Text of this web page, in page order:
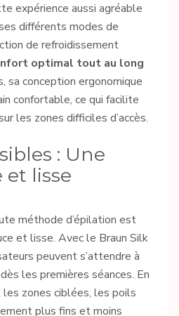
expérience aussi agréable
différents modes de
de refroidissement
optimal tout au long
sa conception ergonomique
confortable, ce qui facilite
les zones difficiles d’accès.
: Une
et lisse
méthode d’épilation est
et lisse. Avec le Braun Silk
peuvent s’attendre à
les premières séances. En
zones ciblées, les poils
plus fins et moins